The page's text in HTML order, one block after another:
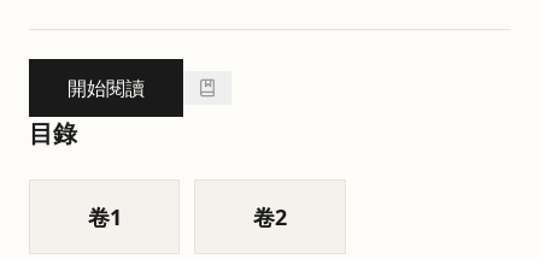
開始閱讀
目錄
卷1 卷2